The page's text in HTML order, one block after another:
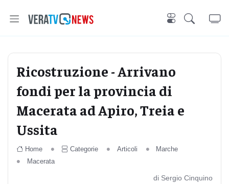
Ricostruzione - Arrivano
fondi per la provincia di
Macerata ad Apiro, Treia e
Ussita
Home Categorie Articoli
Marche
Macerata
di Sergio Cinquino